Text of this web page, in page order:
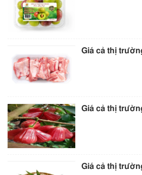
Giá cả thị
Giá cả thị
Giá cả thị